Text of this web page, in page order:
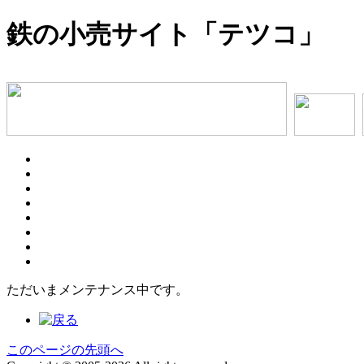
鉄の小売サイト「テツコ」
ただいまメンテナンス中です。
このページの先頭へ